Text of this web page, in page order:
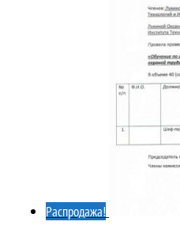
Распродажа!